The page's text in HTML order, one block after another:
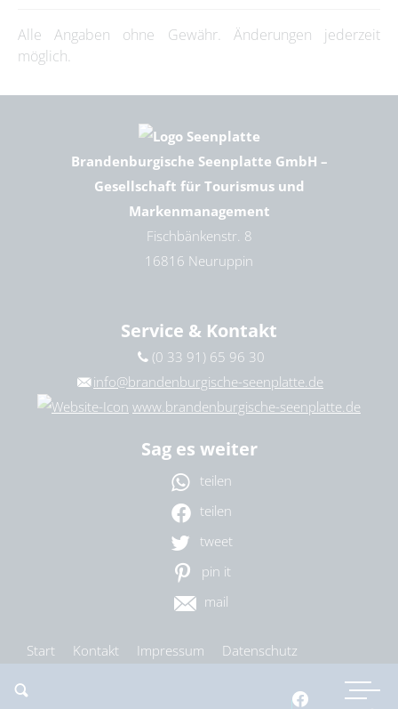
Alle Angaben ohne Gewähr. Änderungen jederzeit
möglich.
Brandenburgische Seenplatte GmbH –
Gesellschaft für Tourismus und
Markenmanagement
Fischbänkenstr. 8
16816 Neuruppin
Service & Kontakt
(0 33 91) 65 96 30
info@brandenburgische-seenplatte.de
www.brandenburgische-seenplatte.de
Sag es weiter
teilen
teilen
tweet
pin it
mail
Start Kontakt Impressum
Datenschutz